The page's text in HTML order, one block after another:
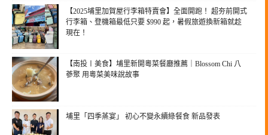
【2025埔里加賀屋行李箱特賣會】全面開跑！ 超夯前開式
行李箱、登機箱最低只要 $990 起，暑假旅遊換新箱就趁
現在！
【南投〡美食】埔里新開粵菜餐廳推薦｜Blossom Chi 八
蔘聚 用粵菜美味說故事
埔里「四季蒸宴」 初心不變永續綠餐食 新品發表